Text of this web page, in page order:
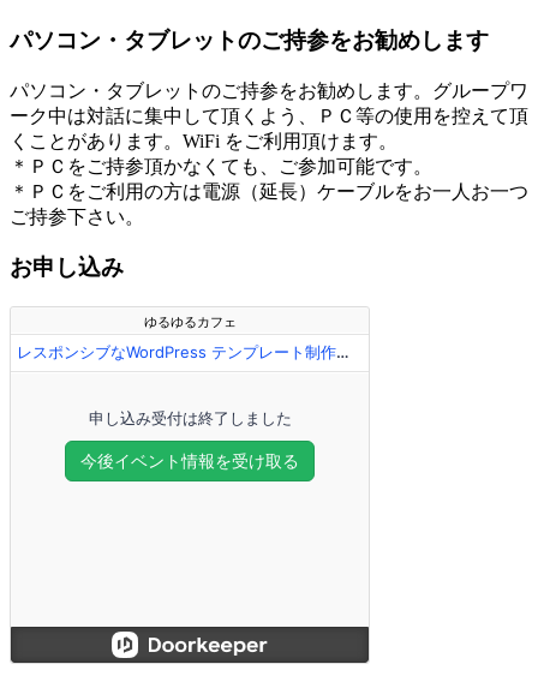
パソコン・タブレットのご持参をお勧めします
パソコン・タブレットのご持参をお勧めします。グループワ
ーク中は対話に集中して頂くよう、ＰＣ等の使用を控えて頂
くことがあります。WiFi をご利用頂けます。
＊ＰＣをご持参頂かなくても、ご参加可能です。
＊ＰＣをご利用の方は電源（延長）ケーブルをお一人お一つ
ご持参下さい。
お申し込み